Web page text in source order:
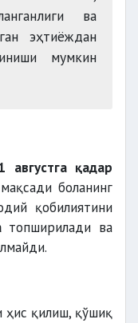
ва
эҳтиёждан
мумкин
августга қадар
боланинг
қобилиятини
топширилади ва
қилиш, қўшиқ